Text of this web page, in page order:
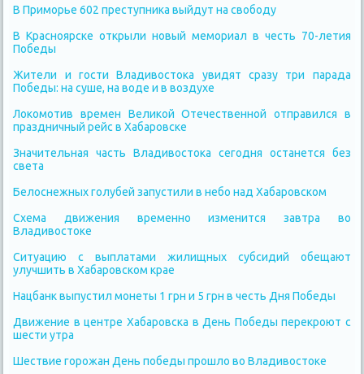
В Приморье 602 преступника выйдут на свободу
В Красноярске открыли новый мемориал в честь 70-летия
Победы
Жители и гости Владивостока увидят сразу три парада
Победы: на суше, на воде и в воздухе
Локомотив времен Великой Отечественной отправился в
праздничный рейс в Хабаровске
Значительная часть Владивостока сегодня останется без
света
Белоснежных голубей запустили в небо над Хабаровском
Схема движения временно изменится завтра во
Владивостоке
Ситуацию с выплатами жилищных субсидий обещают
улучшить в Хабаровском крае
Нацбанк выпустил монеты 1 грн и 5 грн в честь Дня Победы
Движение в центре Хабаровска в День Победы перекроют с
шести утра
Шествие горожан День победы прошло во Владивостоке